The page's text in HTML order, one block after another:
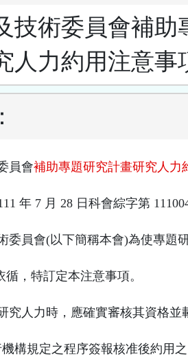
技術委員會補助
人力約用注意事
員會補助專題研究計畫研究人力
年 7 月 28 日科會綜字第
委員會(以下簡稱本會)為使專題
，特訂定本注意事項。
究人力時，應確實審核其資格並
構規定之程序簽報核准後約用